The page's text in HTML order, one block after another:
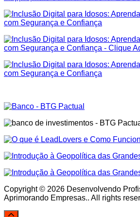
Copyright © 2026 Desenvolvendo
Aprimorando Empresas.. All rights